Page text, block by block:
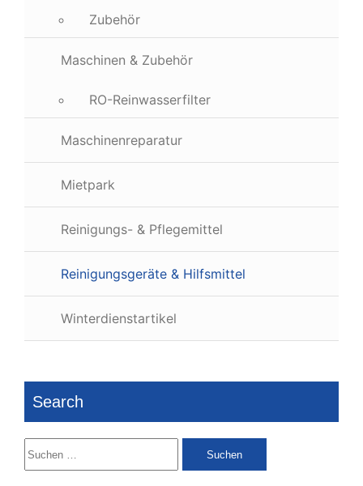
Zubehör
Maschinen & Zubehör
RO-Reinwasserfilter
Maschinenreparatur
Mietpark
Reinigungs- & Pflegemittel
Reinigungsgeräte & Hilfsmittel
Winterdienstartikel
Search
Suchen
nach: